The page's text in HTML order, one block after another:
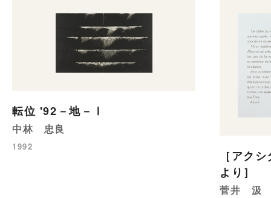
転位 '92－地－Ⅰ
中林 忠良
1992
［アク
より］
菅井 汲